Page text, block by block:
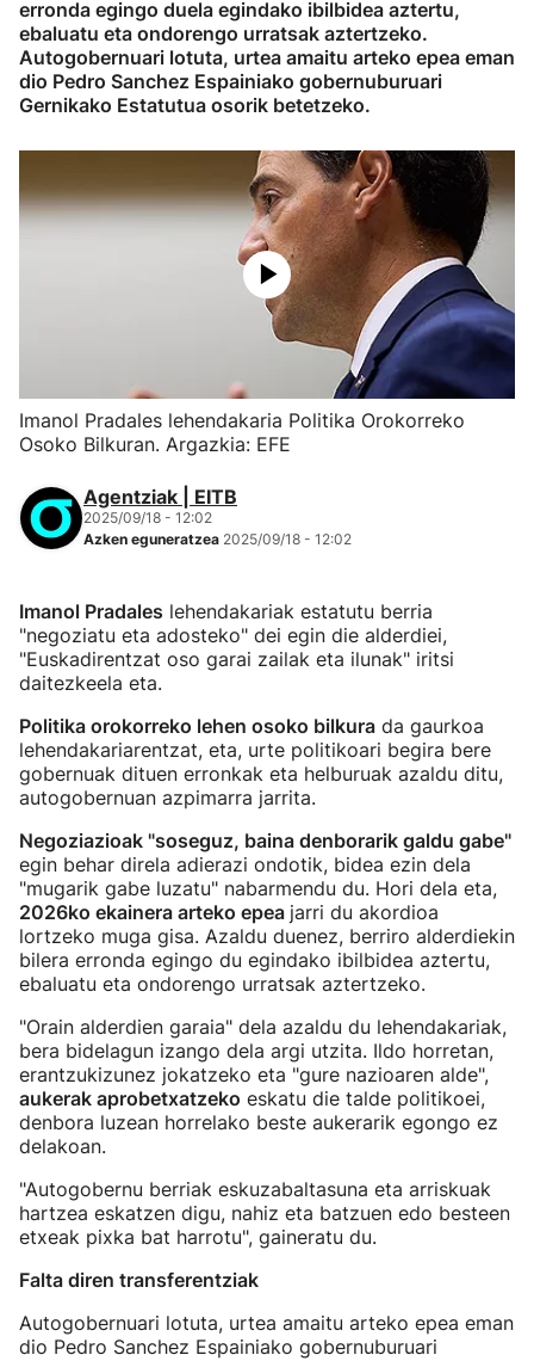
erronda egingo duela egindako ibilbidea aztertu,
ebaluatu eta ondorengo urratsak aztertzeko.
Autogobernuari lotuta, urtea amaitu arteko epea eman
dio Pedro Sanchez Espainiako gobernuburuari
Gernikako Estatutua osorik betetzeko.
Imanol Pradales lehendakaria Politika Orokorreko
Osoko Bilkuran. Argazkia: EFE
Agentziak | EITB
2025/09/18 - 12:02
Azken eguneratzea 2025/09/18 - 12:02
Imanol Pradales lehendakariak estatutu berria
"negoziatu eta adosteko" dei egin die alderdiei,
"Euskadirentzat oso garai zailak eta ilunak" iritsi
daitezkeela eta.
Politika orokorreko lehen osoko bilkura da gaurkoa
lehendakariarentzat, eta, urte politikoari begira bere
gobernuak dituen erronkak eta helburuak azaldu ditu,
autogobernuan azpimarra jarrita.
Negoziazioak "soseguz, baina denborarik galdu gabe"
egin behar direla adierazi ondotik, bidea ezin dela
"mugarik gabe luzatu" nabarmendu du. Hori dela eta,
2026ko ekainera arteko epea jarri du akordioa
lortzeko muga gisa. Azaldu duenez, berriro alderdiekin
bilera erronda egingo du egindako ibilbidea aztertu,
ebaluatu eta ondorengo urratsak aztertzeko.
"Orain alderdien garaia" dela azaldu du lehendakariak,
bera bidelagun izango dela argi utzita. Ildo horretan,
erantzukizunez jokatzeko eta "gure nazioaren alde",
aukerak aprobetxatzeko eskatu die talde politikoei,
denbora luzean horrelako beste aukerarik egongo ez
delakoan.
"Autogobernu berriak eskuzabaltasuna eta arriskuak
hartzea eskatzen digu, nahiz eta batzuen edo besteen
etxeak pixka bat harrotu", gaineratu du.
Falta diren transferentziak
Autogobernuari lotuta, urtea amaitu arteko epea eman
dio Pedro Sanchez Espainiako gobernuburuari